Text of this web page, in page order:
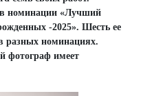
в номинации «Лучший
-2025». Шесть ее
разных номинациях.
фотограф имеет